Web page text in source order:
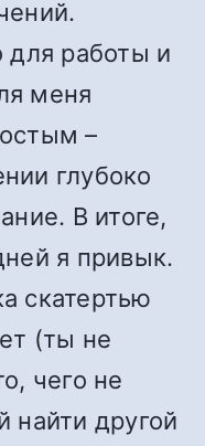
для работы и
меня
–
глубоко
В итоге,
я привык.
скатертью
(ты не
чего не
найти другой